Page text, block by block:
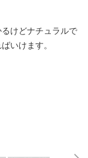
けどナチュラルで
いけます。